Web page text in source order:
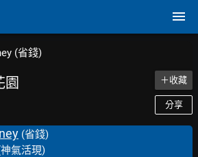
(省錢)
園 ＋收藏
分享
(省錢)
氣活現)